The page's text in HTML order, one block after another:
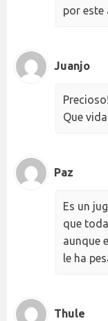
por
Juanjo
Que
Paz
Es un
que
aunque
le ha
Thule